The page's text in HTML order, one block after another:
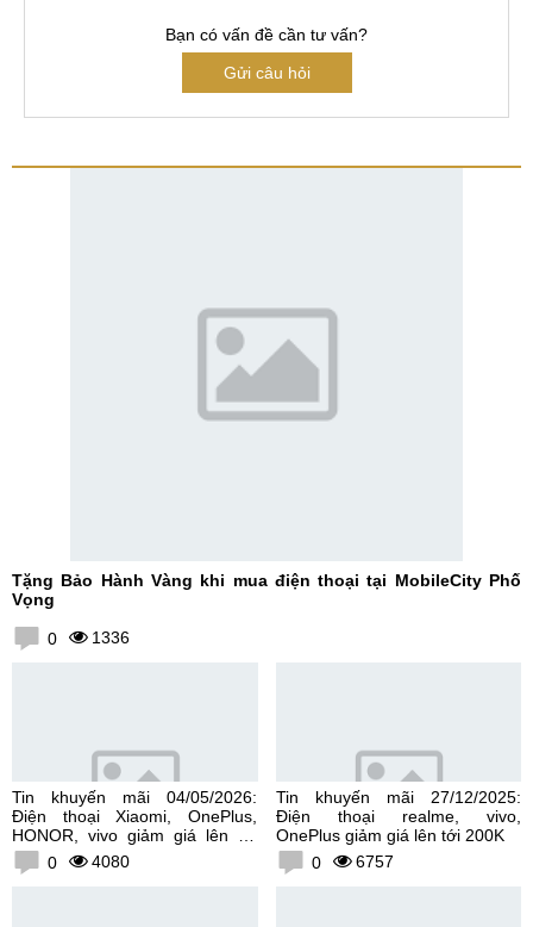
Bạn có vấn đề cần tư vấn?
Gửi câu hỏi
Tặng Bảo Hành Vàng khi mua điện thoại tại MobileCity Phố
Vọng
0 1336
Tin khuyến mãi 04/05/2026:
Điện thoại Xiaomi, OnePlus,
HONOR, vivo giảm giá lên tới
300K0 4080
Tin khuyến mãi 27/12/2025:
Điện thoại realme, vivo,
OnePlus giảm giá lên tới 200K
0
6757